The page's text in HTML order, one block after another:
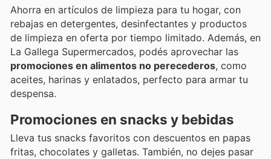
Ahorra en artículos de limpieza para tu hogar, con
rebajas en detergentes, desinfectantes y productos
de limpieza en oferta por tiempo limitado. Además, en
La Gallega Supermercados, podés aprovechar las
promociones en alimentos no perecederos, como
aceites, harinas y enlatados, perfecto para armar tu
despensa.
Promociones en snacks y bebidas
Lleva tus snacks favoritos con descuentos en papas
fritas, chocolates y galletas. También, no dejes pasar